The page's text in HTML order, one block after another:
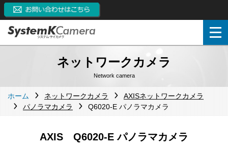
ネットワークカメラ
Network camera
ホーム ネットワークカメラ
AXISネットワークカメラ
パノラマカメラ
Q6020-E パノラマカメラ
AXIS Q6020-E パノラマカメラ